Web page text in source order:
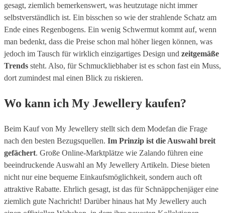
gesagt, ziemlich bemerkenswert, was heutzutage nicht immer
selbstverständlich ist. Ein bisschen so wie der strahlende Schatz am
Ende eines Regenbogens. Ein wenig Schwermut kommt auf, wenn
man bedenkt, dass die Preise schon mal höher liegen können, was
jedoch im Tausch für wirklich einzigartiges Design und zeitgemäße
Trends steht. Also, für Schmuckliebhaber ist es schon fast ein Muss,
dort zumindest mal einen Blick zu riskieren.
Wo kann ich My Jewellery kaufen?
Beim Kauf von My Jewellery stellt sich dem Modefan die Frage
nach den besten Bezugsquellen. Im Prinzip ist die Auswahl breit
gefächert. Große Online-Marktplätze wie Zalando führen eine
beeindruckende Auswahl an My Jewellery Artikeln. Diese bieten
nicht nur eine bequeme Einkaufsmöglichkeit, sondern auch oft
attraktive Rabatte. Ehrlich gesagt, ist das für Schnäppchenjäger eine
ziemlich gute Nachricht! Darüber hinaus hat My Jewellery auch